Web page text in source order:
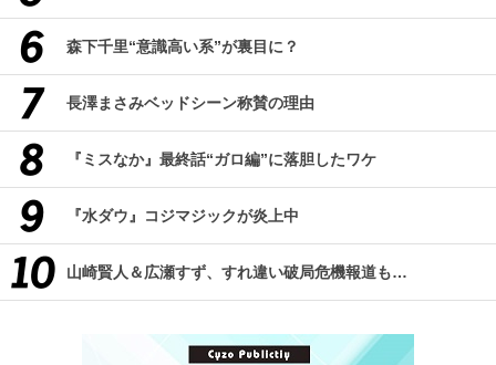
森下千里“意識高い系”が裏目に？
長澤まさみベッドシーン称賛の理由
『ミスなか』最終話“ガロ編”に落胆したワケ
『水ダウ』コジマジックが炎上中
山崎賢人＆広瀬すず、すれ違い破局危機報道も…